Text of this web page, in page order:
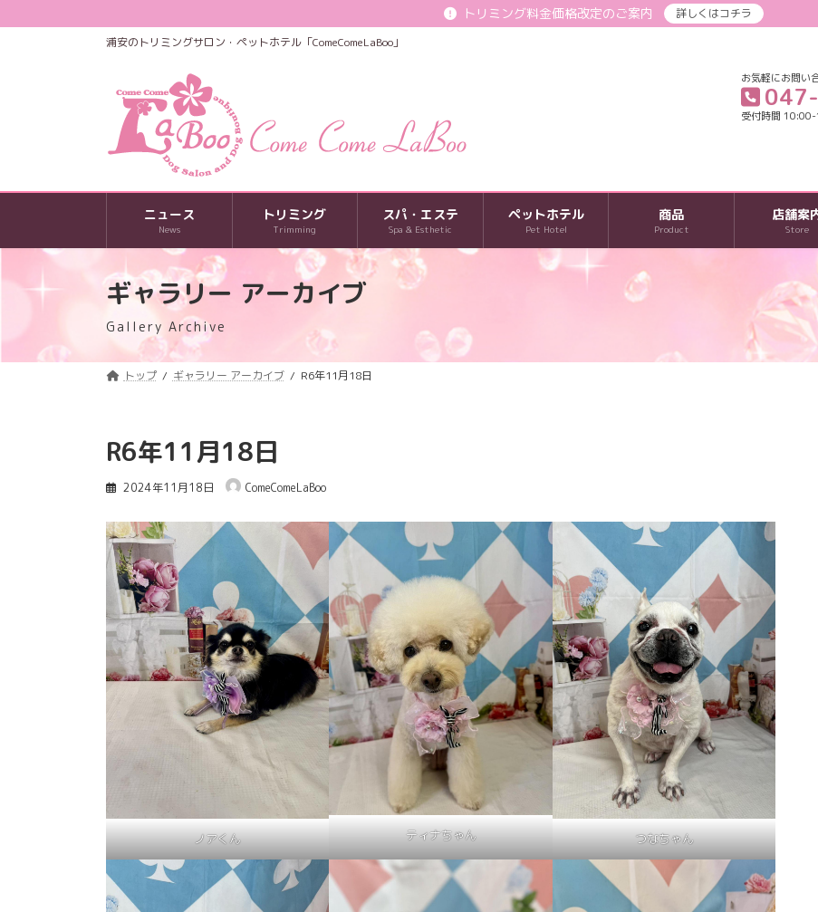
ン
ビ
トリミング料金価格改定のご案内
詳しくはコチラ
浦安のトリミングサロン・ペットホテル「ComeComeLaBoo」
お気軽にお問い
受付時間
ニュース
News
トリミング
Trimming
スパ・エステ
Spa & Esthetic
ペットホテル
Pet Hotel
商品
Product
店舗案
Store
ギャラリー アーカイブ
Gallery Archive
トップ ギャラリー アーカイブ R6年11月18日
R6年11月18日
2024年11月18日 ComeComeLaBoo
ノアくん ティナちゃん つなちゃん